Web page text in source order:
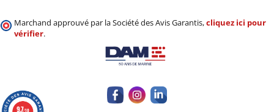
Marchand approuvé par la Société des Avis Garantis,cliquez ici pour
vérifier.
9.7/10